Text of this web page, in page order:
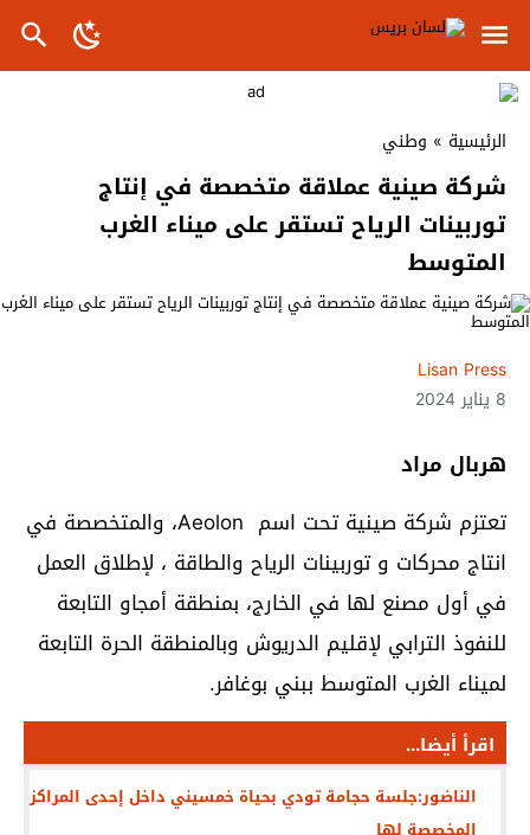
الرئيسية » وطني
شركة صينية عملاقة متخصصة في إنتاج
توربينات الرياح تستقر على ميناء الغرب
المتوسط
Lisan Press
8 يناير 2024
هربال مراد
تعتزم شركة صينية تحت اسم Aeolon، والمتخصصة في
انتاج محركات و توربينات الرياح والطاقة ، لإطلاق العمل
في أول مصنع لها في الخارج، بمنطقة أمجاو التابعة
للنفوذ الترابي لإقليم الدريوش وبالمنطقة الحرة التابعة
لميناء الغرب المتوسط ببني بوغافر.
اقرأ أيضا...
الناضور:جلسة حجامة تودي بحياة خمسيني داخل إحدى المراكز